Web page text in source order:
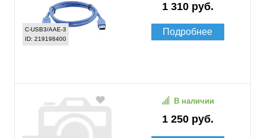
C-USB3/AAE-3
ID: 219198400
1 310 руб.
Подробнее
1 250 руб.
В наличии